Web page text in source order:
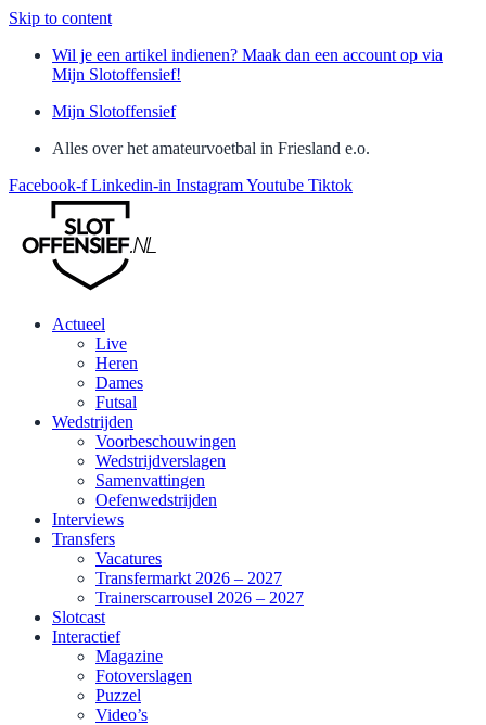
Skip to content
Wil je een artikel indienen? Maak dan een account op via
Mijn Slotoffensief!
Mijn Slotoffensief
Alles over het amateurvoetbal in Friesland e.o.
Facebook-f Linkedin-in InstagramYoutube Tiktok
Actueel
Live
Heren
Dames
Futsal
Wedstrijden
Voorbeschouwingen
Wedstrijdverslagen
Samenvattingen
Oefenwedstrijden
Interviews
Transfers
Vacatures
Transfermarkt 2026 – 2027
Trainerscarrousel 2026 – 2027
Slotcast
Interactief
Magazine
Fotoverslagen
Puzzel
Video’s